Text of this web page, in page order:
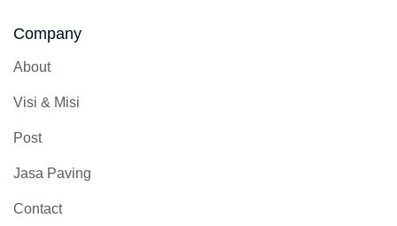
Company
About
Visi & Misi
Post
Jasa Paving
Contact